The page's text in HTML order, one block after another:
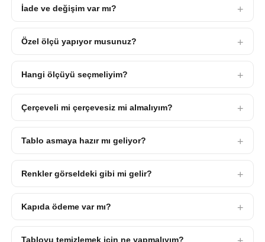
İade ve değişim var mı?
Özel ölçü yapıyor musunuz?
Hangi ölçüyü seçmeliyim?
Çerçeveli mi çerçevesiz mi almalıyım?
Tablo asmaya hazır mı geliyor?
Renkler görseldeki gibi mi gelir?
Kapıda ödeme var mı?
Tabloyu temizlemek için ne yapmalıyım?